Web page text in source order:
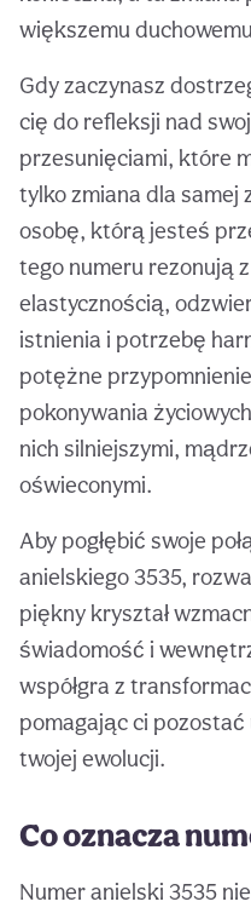
większemu
Gdy zaczynasz
cię do refleksji nad
przesunięciami, które
tylko zmiana dla samej
osobę, którą jesteś
tego numeru rezonują
elastycznością,
istnienia i potrzebę
potężne
pokonywania
nich silniejszymi,
oświeconymi.
Aby pogłębić swoje
anielskiego 3535,
piękny kryształ
świadomość i
współgra z
pomagając ci
twojej ewolucji.
Co oznacza
Numer anielski 3535